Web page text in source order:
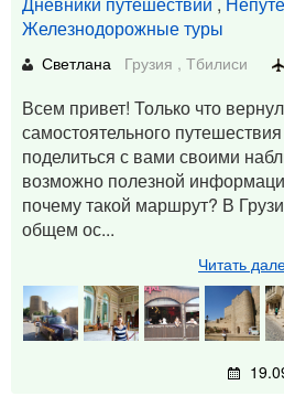
Железнодорожные туры
Светлана Грузия , Тбилиси
Всем привет! Только что
самостоятельного
поделиться с вами своими
возможно полезной
почему такой маршрут? В
общем ос...
Читать